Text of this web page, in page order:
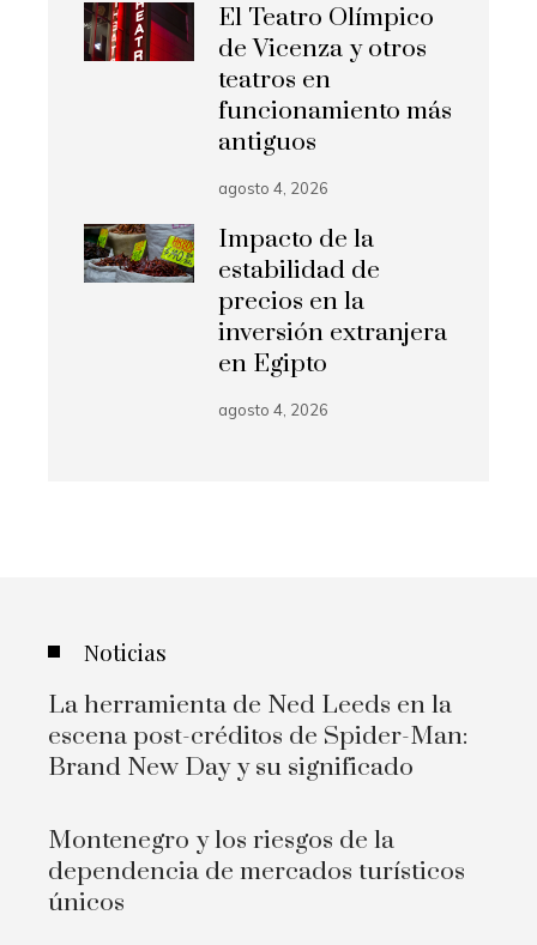
El Teatro Olímpico
de Vicenza y otros
teatros en
funcionamiento más
antiguos
agosto 4, 2026
Impacto de la
estabilidad de
precios en la
inversión extranjera
en Egipto
agosto 4, 2026
Noticias
La herramienta de Ned Leeds en la
escena post-créditos de Spider-Man:
Brand New Day y su significado
Montenegro y los riesgos de la
dependencia de mercados turísticos
únicos